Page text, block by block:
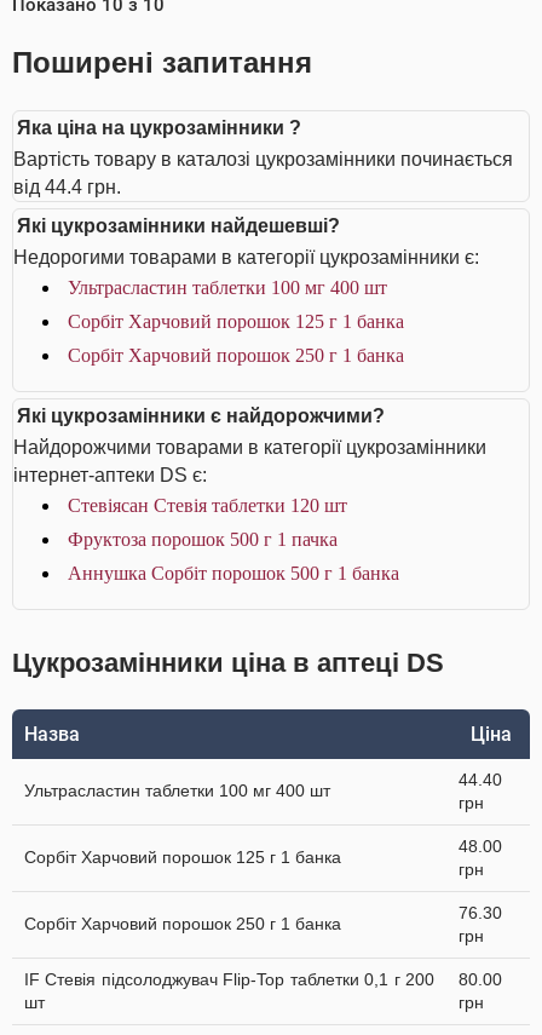
Показано 10 з 10
Поширені запитання
Яка ціна на цукрозамінники ?
Вартість товару в каталозі цукрозамінники починається
від 44.4 грн.
Які цукрозамінники найдешевші?
Недорогими товарами в категорії цукрозамінники є:
Ультрасластин таблетки 100 мг 400 шт
Сорбіт Харчовий порошок 125 г 1 банка
Сорбіт Харчовий порошок 250 г 1 банка
Які цукрозамінники є найдорожчими?
Найдорожчими товарами в категорії цукрозамінники
інтернет-аптеки DS є:
Стевіясан Стевія таблетки 120 шт
Фруктоза порошок 500 г 1 пачка
Аннушка Сорбіт порошок 500 г 1 банка
Цукрозамінники ціна в аптеці DS
Назва Ціна
Ультрасластин таблетки 100 мг 400 шт
44.40
грн
Сорбіт Харчовий порошок 125 г 1 банка
48.00
грн
Сорбіт Харчовий порошок 250 г 1 банка
76.30
грн
IF Стевія підсолоджувач Flip-Top таблетки 0,1 г 200
шт
80.00
грн